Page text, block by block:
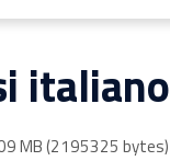
italiano
MB (2195325 bytes)